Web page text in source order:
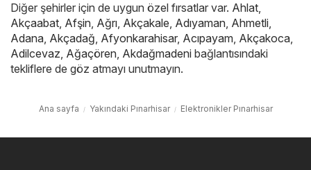
Diğer şehirler için de uygun özel fırsatlar var. Ahlat,
Akçaabat, Afşin, Ağrı, Akçakale, Adıyaman, Ahmetli,
Adana, Akçadağ, Afyonkarahisar, Acıpayam, Akçakoca,
Adilcevaz, Ağaçören, Akdağmadeni bağlantısındaki
tekliflere de göz atmayı unutmayın.
Ana sayfa Yakındaki Pınarhisar Elektronikler Pınarhisar